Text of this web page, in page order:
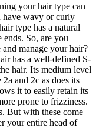
your hair type can
have wavy or curly
type has a natural
So, are you
manage your hair?
has a well-defined S-
hair. Its medium level
and 2c as does its
it to easily retain its
prone to frizziness.
But with these come
your entire head of